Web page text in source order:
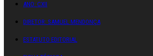
ANO: CXII
DIRETOR: SAMUEL MENDONÇA
ESTATUTO EDITORIAL